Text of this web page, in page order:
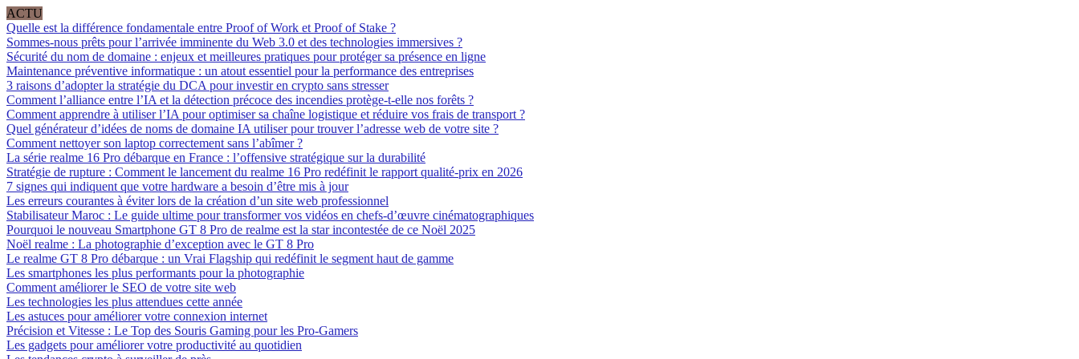
ACTU
Quelle est la différence fondamentale entre Proof of Work et Proof of Stake ?
Sommes-nous prêts pour l’arrivée imminente du Web 3.0 et des technologies immersives ?
Sécurité du nom de domaine : enjeux et meilleures pratiques pour protéger sa présence en ligne
Maintenance préventive informatique : un atout essentiel pour la performance des entreprises
3 raisons d’adopter la stratégie du DCA pour investir en crypto sans stresser
Comment l’alliance entre l’IA et la détection précoce des incendies protège-t-elle nos forêts ?
Comment apprendre à utiliser l’IA pour optimiser sa chaîne logistique et réduire vos frais de transport ?
Quel générateur d’idées de noms de domaine IA utiliser pour trouver l’adresse web de votre site ?
Comment nettoyer son laptop correctement sans l’abîmer ?
La série realme 16 Pro débarque en France : l’offensive stratégique sur la durabilité
Stratégie de rupture : Comment le lancement du realme 16 Pro redéfinit le rapport qualité-prix en 2026
7 signes qui indiquent que votre hardware a besoin d’être mis à jour
Les erreurs courantes à éviter lors de la création d’un site web professionnel
Stabilisateur Maroc : Le guide ultime pour transformer vos vidéos en chefs-d’œuvre cinématographiques
Pourquoi le nouveau Smartphone GT 8 Pro de realme est la star incontestée de ce Noël 2025
Noël realme : La photographie d’exception avec le GT 8 Pro
Le realme GT 8 Pro débarque : un Vrai Flagship qui redéfinit le segment haut de gamme
Les smartphones les plus performants pour la photographie
Comment améliorer le SEO de votre site web
Les technologies les plus attendues cette année
Les astuces pour améliorer votre connexion internet
Précision et Vitesse : Le Top des Souris Gaming pour les Pro-Gamers
Les gadgets pour améliorer votre productivité au quotidien